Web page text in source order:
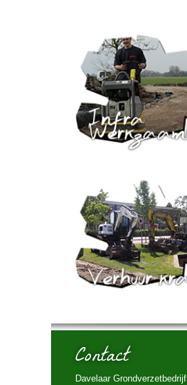
Contact
Davelaar Grondverzetbedrijf